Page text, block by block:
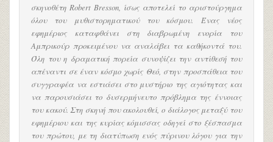
σκηνοθέτη Robert Bresson, ίσως αποτελεί το αριστούργημα
όλου του μυθιστορηματικού του κόσμου. Ένας νέος
εφημέριος καταφθάνει στη διαβρωμένη ενορία του
Αμπρικούρ προκειμένου να αναλάβει τα καθήκοντά του.
Όλη του η δραματική πορεία συνοψίζει την αντίθεσή του
απέναντι σε έναν κόσμο χωρίς Θεό, στην προσπάθεια του
συγγραφέα να εστιάσει στο μυστήριο της αγιότητας και
να παρουσιάσει το δυσερμήνευτο πρόβλημα της έννοιας
του κακού. Στη σκηνή που ακολουθεί, ο διάλογος μεταξύ του
εφημέριου και της κυρίας κόμισσας οδηγεί στο ξέσπασμα
του πρώτου, με τη διατύπωση ενός πύρινου λόγου για την